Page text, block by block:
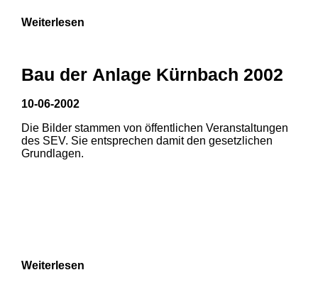
Weiterlesen
Bau der Anlage Kürnbach 2002
10-06-2002
Die Bilder stammen von öffentlichen Veranstaltungen
des SEV. Sie entsprechen damit den gesetzlichen
Grundlagen.
Weiterlesen